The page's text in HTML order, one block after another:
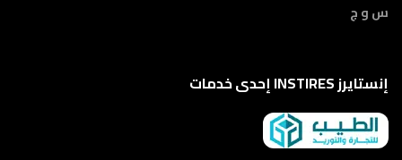
س و ج
إنستايرز INSTIRES إحدى خدمات